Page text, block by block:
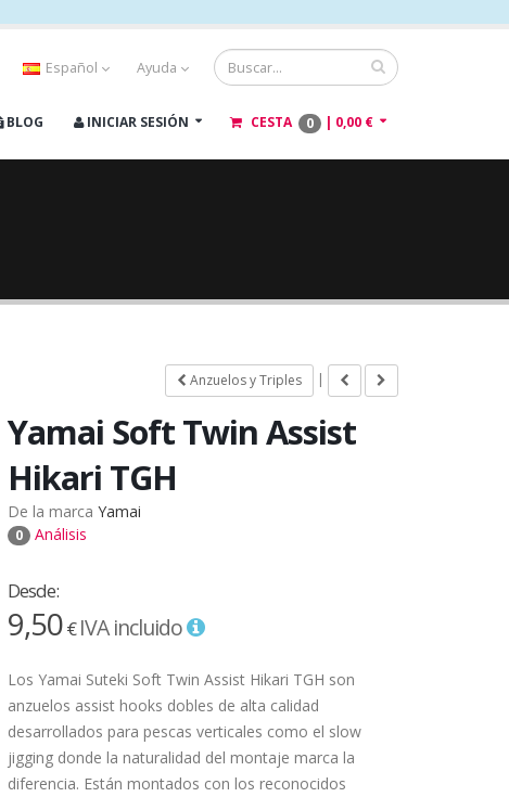
Español Ayuda
BLOG INICIAR SESIÓN CESTA 0 | 0,00 €
Anzuelos y Triples |
Yamai Soft Twin Assist
Hikari TGH
De la marca Yamai
0 Análisis
Desde:
9,50€IVA incluido
Los Yamai Suteki Soft Twin Assist Hikari TGH son
anzuelos assist hooks dobles de alta calidad
desarrollados para pescas verticales como el slow
jigging donde la naturalidad del montaje marca la
diferencia. Están montados con los reconocidos